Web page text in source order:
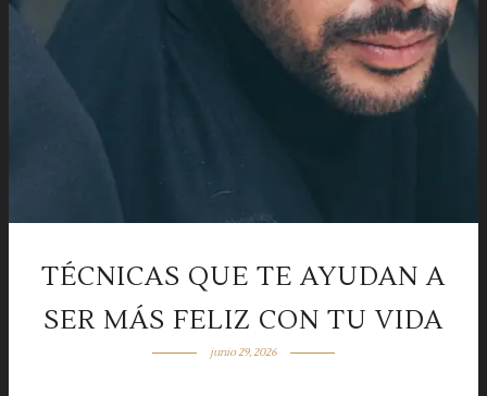
TÉCNICAS QUE TE AYUDAN A
SER MÁS FELIZ CON TU VIDA
junio 29, 2026